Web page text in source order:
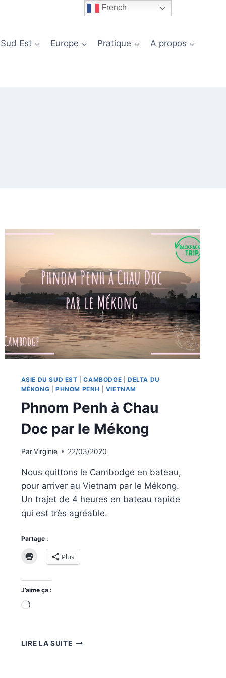
Est Europe Pratique A propos
ASIE DU SUD EST |CAMBODGE
DELTA DU
MÉKONG |PHNOM PENH VIETNAM
Phnom Penh à Chau
Doc par le Mékong
Par Virginie 22/03/2020
Nous quittons le Cambodge en bateau,
pour arriver au Vietnam par le Mékong.
Un trajet de 4 heures en bateau rapide
qui est très agréable.
Partage :
Plus
J’aime ça :
Chargement…
LIRE LA SUITEPHNOM
French